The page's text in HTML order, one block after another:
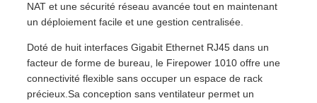
NAT et une sécurité réseau avancée tout en maintenant
un déploiement facile et une gestion centralisée.
Doté de huit interfaces Gigabit Ethernet RJ45 dans un
facteur de forme de bureau, le Firepower 1010 offre une
connectivité flexible sans occuper un espace de rack
précieux.Sa conception sans ventilateur permet un